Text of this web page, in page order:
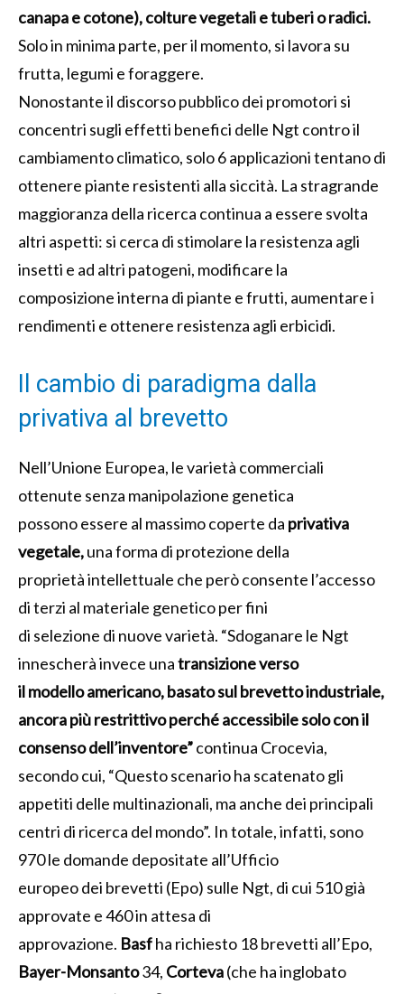
canapa e cotone), colture vegetali e tuberi o radici.
Solo in minima parte, per il momento, si lavora su
frutta, legumi e foraggere.
Nonostante il discorso pubblico dei promotori si
concentri sugli effetti benefici delle Ngt contro il
cambiamento climatico, solo 6 applicazioni tentano di
ottenere piante resistenti alla siccità. La stragrande
maggioranza della ricerca continua a essere svolta
altri aspetti: si cerca di stimolare la resistenza agli
insetti e ad altri patogeni, modificare la
composizione interna di piante e frutti, aumentare i
rendimenti e ottenere resistenza agli erbicidi.
Il cambio di paradigma dalla
privativa al brevetto
Nell’Unione Europea, le varietà commerciali
ottenute senza manipolazione genetica
possono essere al massimo coperte da privativa
vegetale,una forma di protezione della
proprietà intellettuale che però consente l’accesso
di terzi al materiale genetico per fini
di selezione di nuove varietà. “Sdoganare le Ngt
innescherà invece unatransizione verso
il modello americano, basato sul brevetto industriale,
ancora più restrittivo perchéaccessibile solo con il
consenso dell’inventore”continua Crocevia,
secondo cui, “Questo scenario ha scatenato gli
appetiti delle multinazionali, ma anche dei principali
centri di ricerca del mondo”. In totale, infatti, sono
970 le domande depositate all’Ufficio
europeo dei brevetti (Epo) sulle Ngt, di cui 510 già
approvate e 460 in attesa di
approvazione. Basfha richiesto 18 brevetti all’Epo,
Bayer-Monsanto34, Corteva(che ha inglobato